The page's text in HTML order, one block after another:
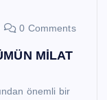
0 Comments
MİLAT
önemli bir